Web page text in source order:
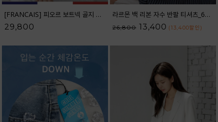
[FRANCAIS] 피오르 보트넥 골지 캡소매 니트_F6H433KN
29,800
라르몬 백 리본 자수 반팔 티셔츠_62TS2605
26,800 13,400 (13,400할인 )